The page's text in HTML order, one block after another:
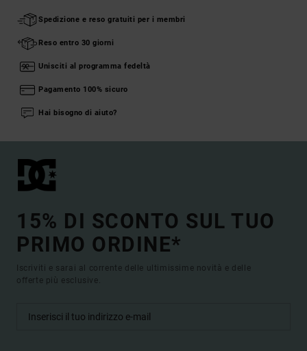
Spedizione e reso gratuiti per i membri
Reso entro 30 giorni
Unisciti al programma fedeltà
Pagamento 100% sicuro
Hai bisogno di aiuto?
15% DI SCONTO SUL TUO
PRIMO ORDINE*
Iscriviti e sarai al corrente delle ultimissime novità e delle
offerte più esclusive.